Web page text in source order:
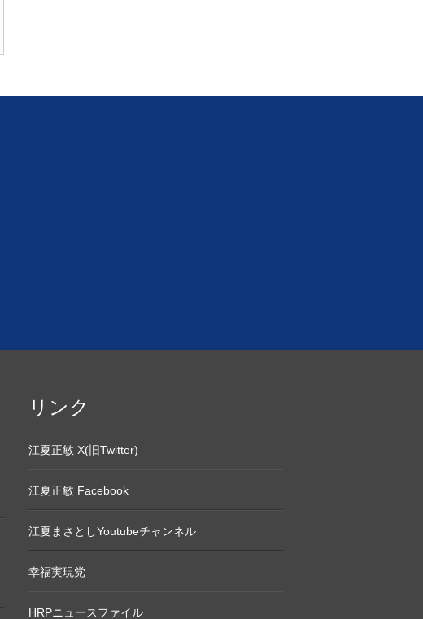
リンク
江夏正敏 X(旧Twitter)
江夏正敏 Facebook
江夏まさとしYoutubeチャンネル
幸福実現党
HRPニュースファイル